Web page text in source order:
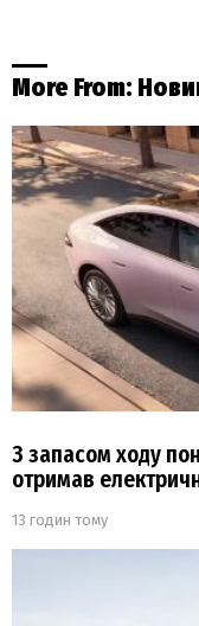
More From:
З запасом ходу
отримав
13 годин тому